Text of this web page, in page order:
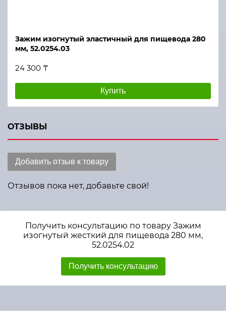
Зажим изогнутый эластичный для пищевода 280
мм, 52.0254.03
24 300 ₸
Купить
ОТЗЫВЫ
Добавить отзыв к товару
Отзывов пока нет, добавьте свой!
Получить консультацию по товару Зажим
изогнутый жесткий для пищевода 280 мм,
52.0254.02
Получить консультацию